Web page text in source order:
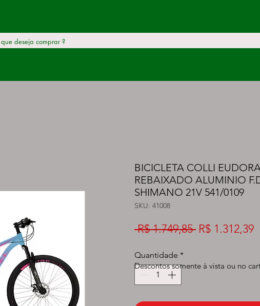
BICICLETA COLLI
REBAIXADO ALUMINIO
SHIMANO 21V 541/0109
SKU: 41008
R$ 1.749,85 Preço
R$ 1.312,39
Quantidade *
Descontos somente à vista ou no